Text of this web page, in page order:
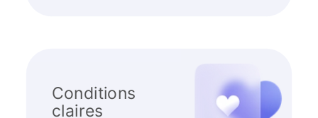
Conditions
claires